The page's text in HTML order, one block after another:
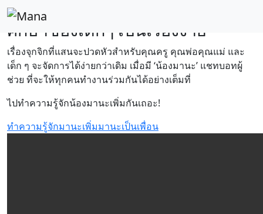
‘น้องมานะ’ ผู้ช่วยยุคใหม่ ให้การ
ศึกษาของเด็กๆ เป็นเรื่องง่าย
เรื่องจุกจิกที่แสนจะปวดหัวสำหรับคุณครู คุณพ่อคุณแม่ และ
เด็ก ๆ จะจัดการได้ง่ายกว่าเดิม เมื่อมี ‘น้องมานะ’ แชทบอทผู้
ช่วย ที่จะให้ทุกคนทำงานร่วมกันได้อย่างเต็มที่
ไปทำความรู้จักน้องมานะเพิ่มกันเถอะ!
ทำความรู้จักมานะเพิ่มมานะเป็นเพื่อน